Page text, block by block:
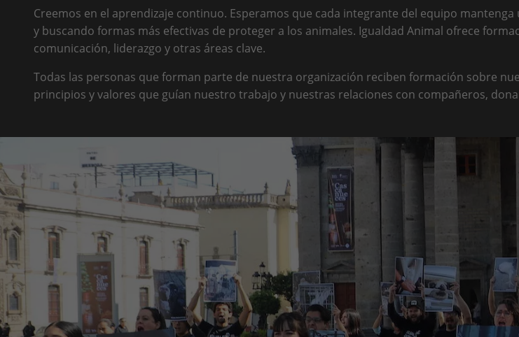
Creemos en el aprendizaje continuo. Esperamos que cada integrante del equipo
y buscando formas más efectivas de proteger a los animales. Igualdad Animal ofrece
comunicación, liderazgo y otras áreas clave.
Todas las personas que forman parte de nuestra organización reciben formación sobre
principios y valores que guían nuestro trabajo y nuestras relaciones con compañeros,